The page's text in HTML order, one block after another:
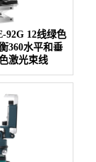
92G 12线绿色
360水平和垂
激光束线